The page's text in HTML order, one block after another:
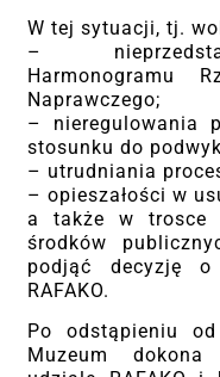
W tej sytuacji, tj.
–
Harmonogramu
Naprawczego;
– nieregulowania
stosunku do
– utrudniania
– opieszałości w
a także w trosce
środków
podjąć decyzję o
RAFAKO.
Po odstąpieniu
Muzeum